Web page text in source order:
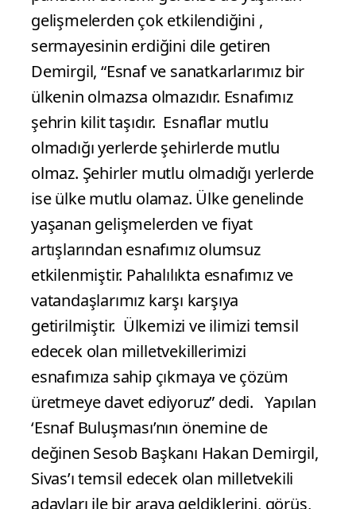
gelişmelerden çok etkilendiğini ,
sermayesinin erdiğini dile getiren
Demirgil, “Esnaf ve sanatkarlarımız bir
ülkenin olmazsa olmazıdır. Esnafımız
şehrin kilit taşıdır. Esnaflar mutlu
olmadığı yerlerde şehirlerde mutlu
olmaz. Şehirler mutlu olmadığı yerlerde
ise ülke mutlu olamaz. Ülke genelinde
yaşanan gelişmelerden ve fiyat
artışlarından esnafımız olumsuz
etkilenmiştir. Pahalılıkta esnafımız ve
vatandaşlarımız karşı karşıya
getirilmiştir. Ülkemizi ve ilimizi temsil
edecek olan milletvekillerimizi
esnafımıza sahip çıkmaya ve çözüm
üretmeye davet ediyoruz” dedi. Yapılan
‘Esnaf Buluşması’nın önemine de
değinen Sesob Başkanı Hakan Demirgil,
Sivas’ı temsil edecek olan milletvekili
adayları ile bir araya geldiklerini, görüş,